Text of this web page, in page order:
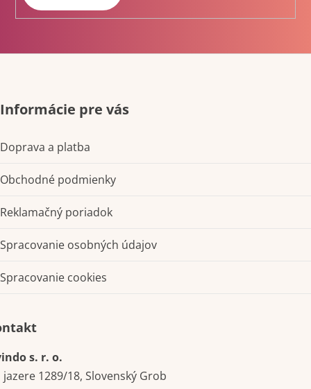
u
Informácie pre vás
Doprava a platba
Obchodné podmienky
Reklamačný poriadok
Spracovanie osobných údajov
Spracovanie cookies
s. r. o.
jazere 1289/18, Slovenský Grob